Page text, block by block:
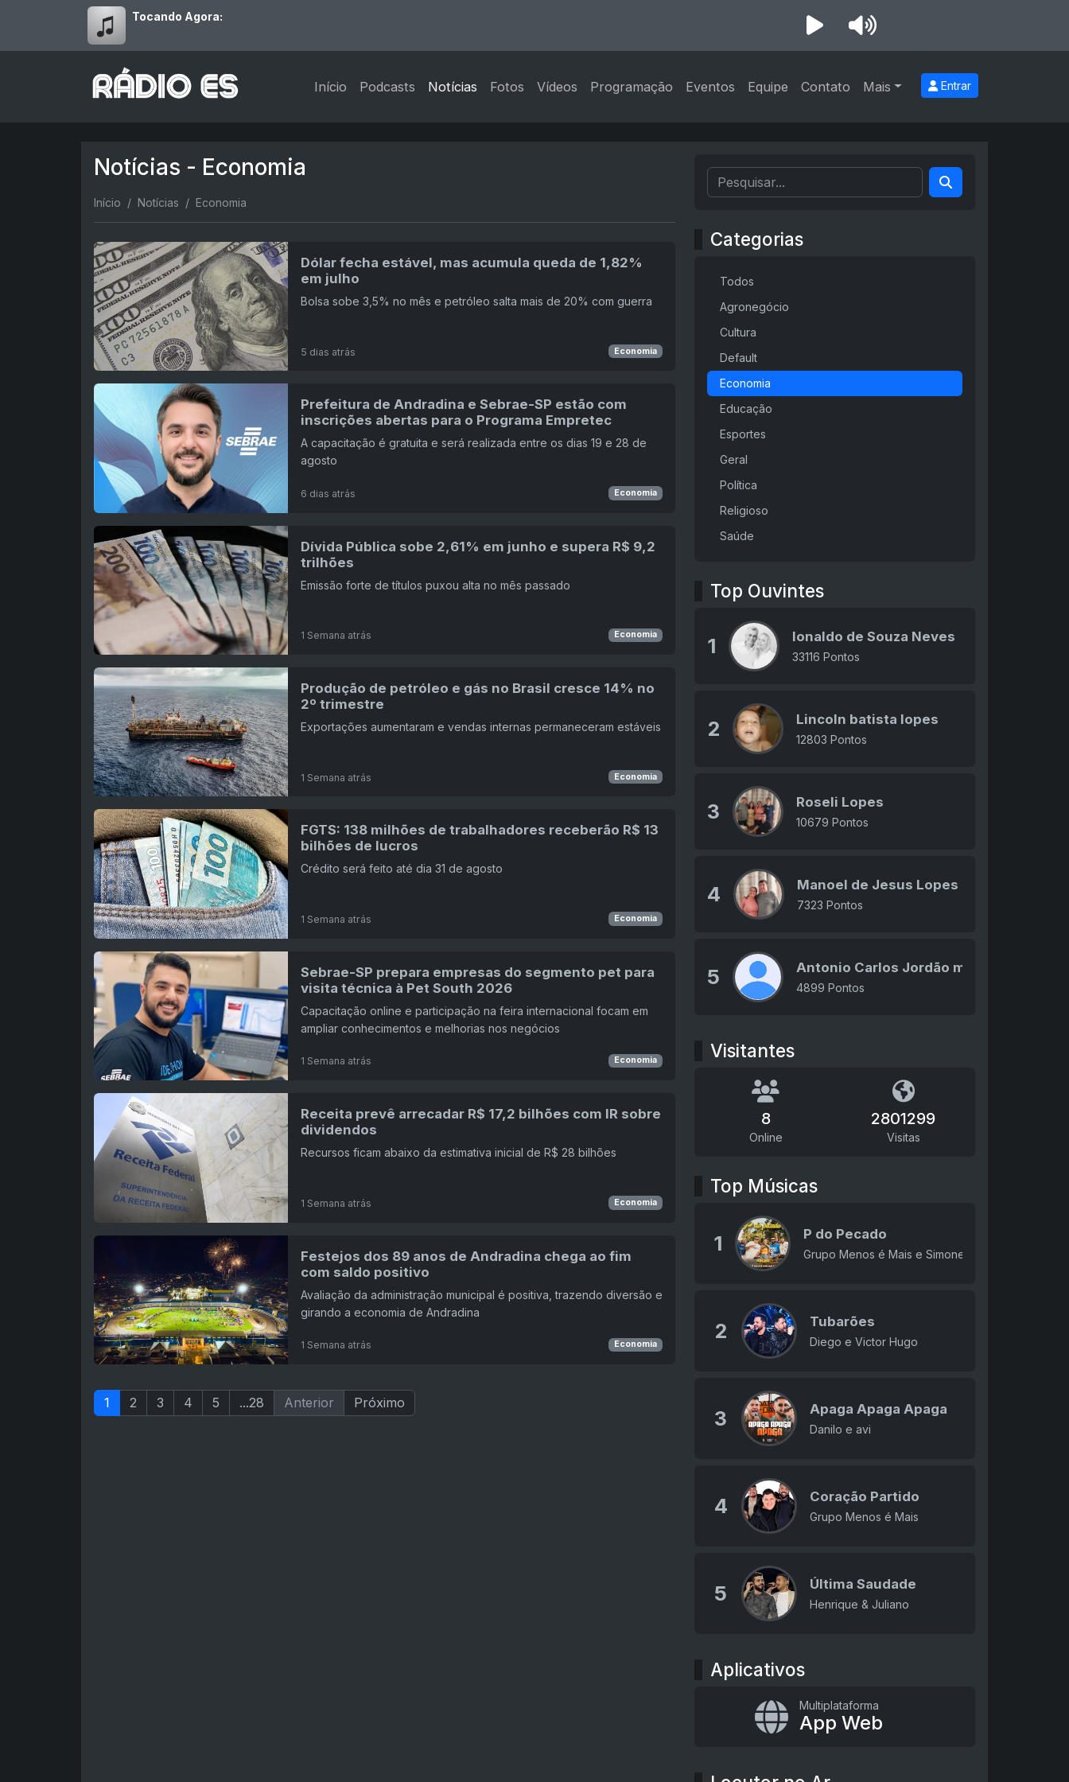
Tocando Agora:
Início Podcasts Notícias Fotos Vídeos Programação Eventos Equipe Contato Mais Entrar
Notícias - Economia
Início Notícias Economia
Dólar fecha estável, mas acumula queda de 1,82%
em julho
Bolsa sobe 3,5% no mês e petróleo salta mais de 20% com guerra
5 dias atrás Economia
Prefeitura de Andradina e Sebrae-SP estão com
inscrições abertas para o Programa Empretec
A capacitação é gratuita e será realizada entre os dias 19 e 28 de
agosto
6 dias atrás Economia
Dívida Pública sobe 2,61% em junho e supera R$ 9,2
trilhões
Emissão forte de títulos puxou alta no mês passado
1 Semana atrás Economia
Produção de petróleo e gás no Brasil cresce 14% no
2º trimestre
Exportações aumentaram e vendas internas permaneceram estáveis
1 Semana atrás Economia
FGTS: 138 milhões de trabalhadores receberão R$ 13
bilhões de lucros
Crédito será feito até dia 31 de agosto
1 Semana atrás Economia
Sebrae-SP prepara empresas do segmento pet para
visita técnica à Pet South 2026
Capacitação online e participação na feira internacional focam em
ampliar conhecimentos e melhorias nos negócios
1 Semana atrás Economia
Receita prevê arrecadar R$ 17,2 bilhões com IR sobre
dividendos
Recursos ficam abaixo da estimativa inicial de R$ 28 bilhões
1 Semana atrás Economia
Festejos dos 89 anos de Andradina chega ao fim
com saldo positivo
Avaliação da administração municipal é positiva, trazendo diversão e
girando a economia de Andradina
1 Semana atrás Economia
1 2 3 4 5 ...28 Anterior Próximo
Categorias
Todos
Agronegócio
Cultura
Default
Economia
Educação
Esportes
Geral
Política
Religioso
Saúde
Top Ouvintes
1 Ionaldo de Souza Neves
33116 Pontos
2 Lincoln batista lopes
12803 Pontos
3 Roseli Lopes
10679 Pontos
4 Manoel de Jesus Lopes
7323 Pontos
5 Antonio Carlos Jordão moro
4899 Pontos
Visitantes
8
Online
2801299
Visitas
Top Músicas
1 P do Pecado
Grupo Menos é Mais e Simone Mendes
2 Tubarões
Diego e Victor Hugo
3 Apaga Apaga Apaga
Danilo e avi
4 Coração Partido
Grupo Menos é Mais
5 Última Saudade
Henrique & Juliano
Aplicativos
Multiplataforma
App Web